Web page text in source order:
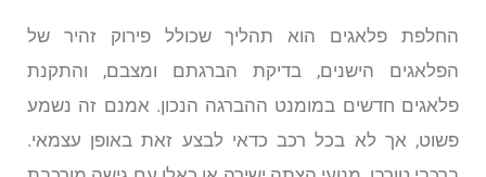
החלפת פלאגים הוא תהליך שכולל פירוק זהיר של
הפלאגים הישנים, בדיקת הברגתם ומצבם, והתקנת
פלאגים חדשים במומנט ההברגה הנכון. אמנם זה נשמע
פשוט, אך לא בכל רכב כדאי לבצע זאת באופן עצמאי.